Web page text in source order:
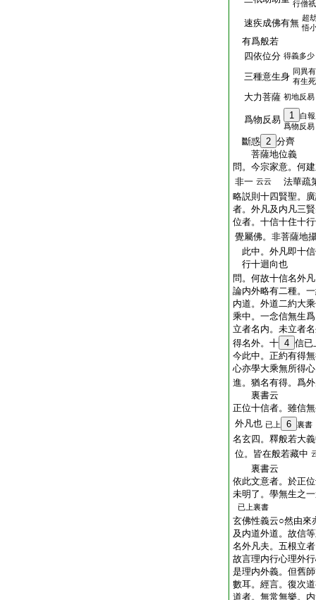
行僧祇
速疾成佛有無 超
悟
有爲般若
四依位分 得義多少
三種意生身 同異有
有生死
大力菩薩 初地反易
爲物反易 1
白
爲物反易
斷惑 2 分齊
菩薩地位義
問。今宗家意。何
非一 云云
法華疏
略説則十四賢聖。
者。外凡及内凡三
位者。十信十住十
覺屬佛。非菩薩地
此中。外凡即十
行十迴向也
問。何故十信名外
論内外略有二種。
内道。外道二約大
乘中。一念信無生
立者名内。未立者
得名外。十 4 信已
今此中。正約有得
心亦學大乘無所得
進。猶名有得。爲
裏書云
正位十信者。雖信
外凡也 已上 6 裏書
名玄四。釋般若大
位。皆在般若藏中
裏書云
依此文意者。於正
未明了。學無生之
已上裏書
玄佛性義云○然由來
及内道外道。故信
名外凡夫。五根立
故言理内行心理外
是理内外義。但舊
數耳。經言。復次
道者。無常無樂。